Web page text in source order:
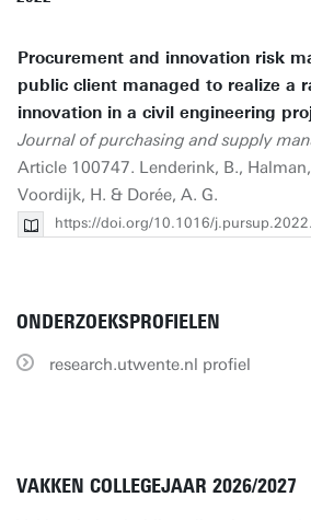
Procurement and innovation risk
public client managed to realize a
innovation in a civil engineering
Journal of purchasing and supply
Article 100747. Lenderink, B.,
Voordijk, H. & Dorée, A. G.
https://doi.org/10.1016/
ONDERZOEKSPROFIELEN
research.utwente.nl profiel
VAKKEN COLLEGEJAAR 2026/2027